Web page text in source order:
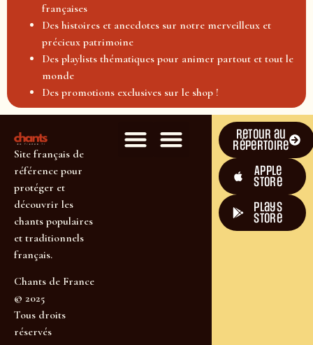
françaises
Des histoires et anecdotes sur notre merveilleux et
précieux patrimoine
Des playlists thématiques pour animer partout et tout le
monde
Des promotions exclusives sur le shop !
Site français de
référence pour
protéger et
découvrir les
chants populaires
et traditionnels
français.
Chants de France
© 2025
Tous droits
réservés
Retour au
répertoire
Apple
Store
plays
store